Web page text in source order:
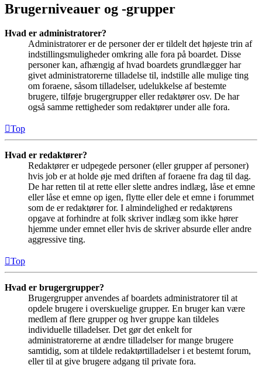
Brugerniveauer og -grupper
Hvad er administratorer?
Administratorer er de personer der er tildelt det højeste trin af
indstillingsmuligheder omkring alle fora på boardet. Disse
personer kan, afhængig af hvad boardets grundlægger har
givet administratorerne tilladelse til, indstille alle mulige ting
om foraene, såsom tilladelser, udelukkelse af bestemte
brugere, tilføje brugergrupper eller redaktører osv. De har
også samme rettigheder som redaktører under alle fora.
Top
Hvad er redaktører?
Redaktører er udpegede personer (eller grupper af personer)
hvis job er at holde øje med driften af foraene fra dag til dag.
De har retten til at rette eller slette andres indlæg, låse et emne
eller låse et emne op igen, flytte eller dele et emne i forummet
som de er redaktører for. I almindelighed er redaktørens
opgave at forhindre at folk skriver indlæg som ikke hører
hjemme under emnet eller hvis de skriver absurde eller andre
aggressive ting.
Top
Hvad er brugergrupper?
Brugergrupper anvendes af boardets administratorer til at
opdele brugere i overskuelige grupper. En bruger kan være
medlem af flere grupper og hver gruppe kan tildeles
individuelle tilladelser. Det gør det enkelt for
administratorerne at ændre tilladelser for mange brugere
samtidig, som at tildele redaktørtilladelser i et bestemt forum,
eller til at give brugere adgang til private fora.